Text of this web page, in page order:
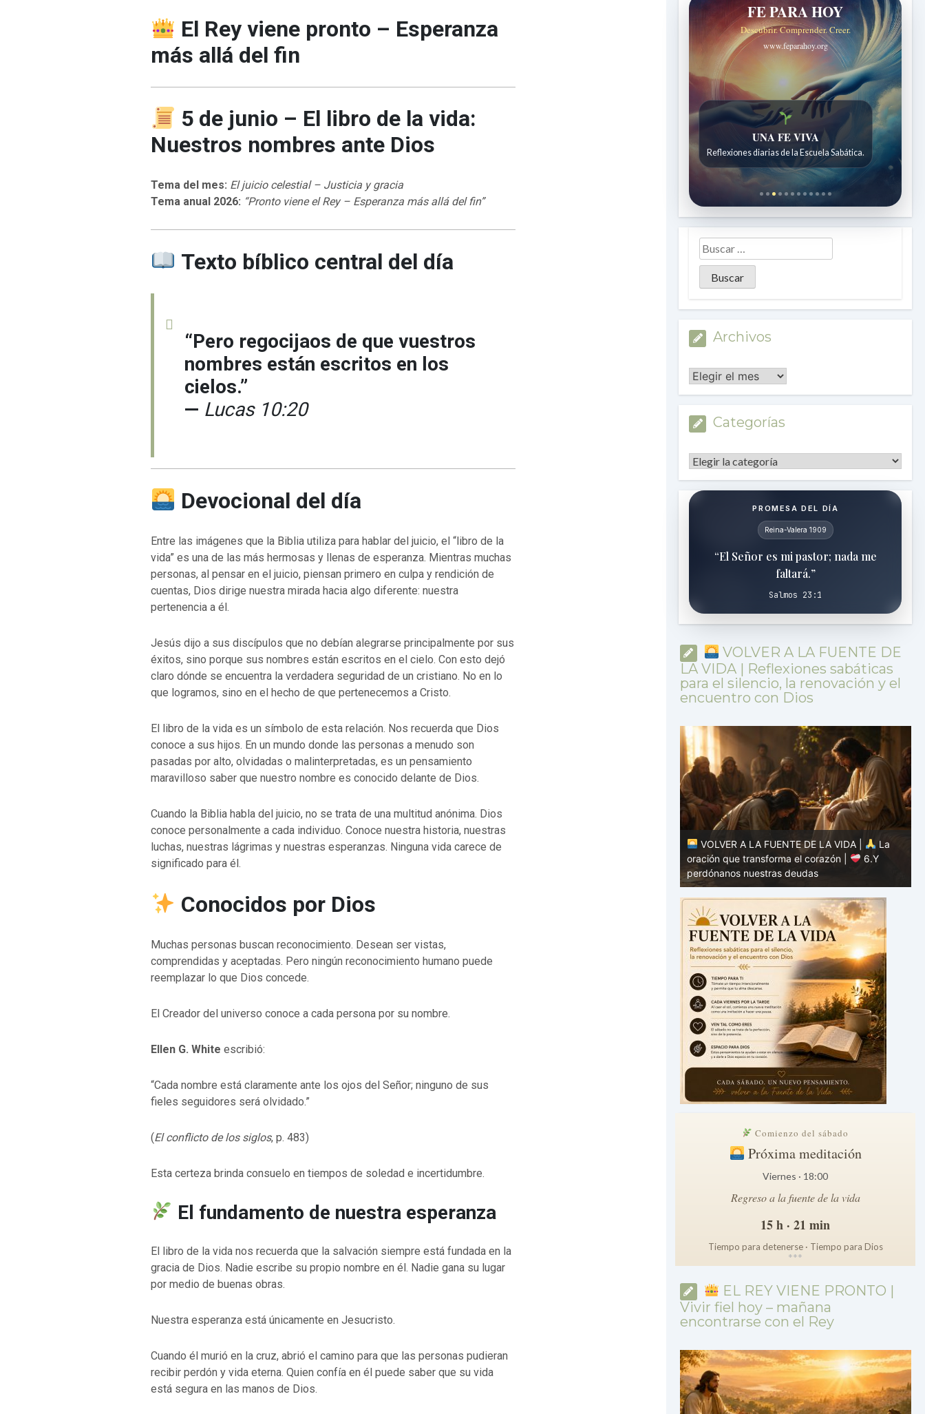
El Rey viene pronto – Esperanza
más allá del fin
5 de junio – El libro de la vida:
Nuestros nombres ante Dios
Tema del mes: El juicio celestial – Justicia y gracia
Tema anual 2026: “Pronto viene el Rey – Esperanza más allá del fin”
Texto bíblico central del día
“Pero regocijaos de que vuestros
nombres están escritos en los
cielos.”
— Lucas 10:20
Devocional del día
Entre las imágenes que la Biblia utiliza para hablar del juicio, el “libro de la
vida” es una de las más hermosas y llenas de esperanza. Mientras muchas
personas, al pensar en el juicio, piensan primero en culpa y rendición de
cuentas, Dios dirige nuestra mirada hacia algo diferente: nuestra
pertenencia a él.
Jesús dijo a sus discípulos que no debían alegrarse principalmente por sus
éxitos, sino porque sus nombres están escritos en el cielo. Con esto dejó
claro dónde se encuentra la verdadera seguridad de un cristiano. No en lo
que logramos, sino en el hecho de que pertenecemos a Cristo.
El libro de la vida es un símbolo de esta relación. Nos recuerda que Dios
conoce a sus hijos. En un mundo donde las personas a menudo son
pasadas por alto, olvidadas o malinterpretadas, es un pensamiento
maravilloso saber que nuestro nombre es conocido delante de Dios.
Cuando la Biblia habla del juicio, no se trata de una multitud anónima. Dios
conoce personalmente a cada individuo. Conoce nuestra historia, nuestras
luchas, nuestras lágrimas y nuestras esperanzas. Ninguna vida carece de
significado para él.
Conocidos por Dios
Muchas personas buscan reconocimiento. Desean ser vistas,
comprendidas y aceptadas. Pero ningún reconocimiento humano puede
reemplazar lo que Dios concede.
El Creador del universo conoce a cada persona por su nombre.
Ellen G. White escribió:
“Cada nombre está claramente ante los ojos del Señor; ninguno de sus
fieles seguidores será olvidado.”
(El conflicto de los siglos, p. 483)
Esta certeza brinda consuelo en tiempos de soledad e incertidumbre.
El fundamento de nuestra esperanza
El libro de la vida nos recuerda que la salvación siempre está fundada en la
gracia de Dios. Nadie escribe su propio nombre en él. Nadie gana su lugar
por medio de buenas obras.
Nuestra esperanza está únicamente en Jesucristo.
Cuando él murió en la cruz, abrió el camino para que las personas pudieran
recibir perdón y vida eterna. Quien confía en él puede saber que su vida
está segura en las manos de Dios.
FE PARA HOY
Descubrir. Comprender. Creer.
www.feparahoy.org
UNA FE VIVA
Reflexiones diarias de la Escuela Sabática.
Archivos
Archivos
Categorías
Categorías
PROMESA DEL DÍA
Reina-Valera 1909
“El Señor es mi pastor; nada me
faltará.”
Salmos 23:1
VOLVER A LA FUENTE DE
LA VIDA | Reflexiones sabáticas
para el silencio, la renovación y el
encuentro con Dios
VOLVER A LA FUENTE DE LA VIDA |
VOLVER A LA FUENTE DE LA VIDA |
La
oración que transforma el corazón |
VOLVER A LA FUENTE DE LA VIDA |
oración que transforma el corazón |
VOLVER A LA FUENTE DE LA VIDA |
La
oración que transforma el corazón |
6.Y
perdónanos nuestras deudas
Comienzo del sábado
Próxima meditación
Viernes · 18:00
Regreso a la fuente de la vida
15 h · 21 min
Tiempo para detenerse · Tiempo para Dios
***
EL REY VIENE PRONTO |
Vivir fiel hoy – mañana
encontrarse con el Rey